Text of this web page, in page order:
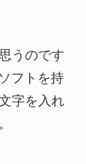
うのです
フトを持
字を入れ